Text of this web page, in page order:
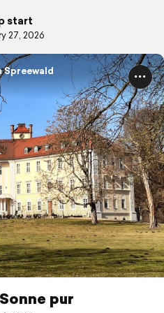
start
27, 2026
Spreewald
pur